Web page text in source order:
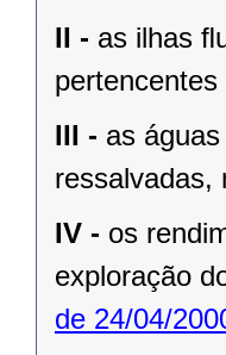
II - as ilhas
pertencentes
III - as
ressalvadas,
IV - os
exploração
de 24/04/